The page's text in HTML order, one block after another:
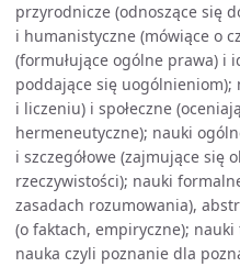
przyrodnicze (odnoszące się
i humanistyczne (mówiące o
(formułujące ogólne prawa) i
poddające się uogólnieniom);
i liczeniu) i społeczne
hermeneutyczne); nauki
i szczegółowe (zajmujące się
rzeczywistości); nauki
zasadach rozumowania),
(o faktach, empiryczne);
nauka czyli poznanie dla